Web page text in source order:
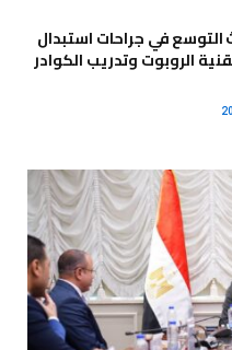
في جراحات استبدال
الروبوت وتدريب الكوادر